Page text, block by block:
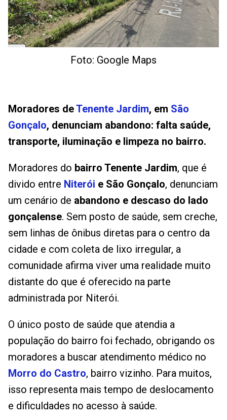
Foto: Google Maps
Moradores deTenente Jardim, em São
Gonçalo, denunciam abandono: falta saúde,
transporte, iluminação e limpeza no bairro.
Moradores do bairro Tenente Jardim, que é
divido entre Niterói e São Gonçalo, denunciam
um cenário de abandono e descaso do lado
gonçalense. Sem posto de saúde, sem creche,
sem linhas de ônibus diretas para o centro da
cidade e com coleta de lixo irregular, a
comunidade afirma viver uma realidade muito
distante do que é oferecido na parte
administrada por Niterói.
O único posto de saúde que atendia a
população do bairro foi fechado, obrigando os
moradores a buscar atendimento médico no
Morro do Castro, bairro vizinho. Para muitos,
isso representa mais tempo de deslocamento
e dificuldades no acesso à saúde.